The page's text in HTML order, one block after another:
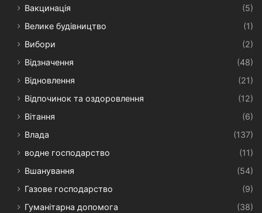
Вакцинація
(5)
Велике будівництво
(1)
Вибори
(2)
Відзначення
(48)
Відновлення
(21)
Відпочинок та оздоровлення
(12)
Вітання
(6)
Влада
(137)
водне господарство
(11)
Вшанування
(54)
Газове господарство
(9)
Гуманітарна допомога
(38)